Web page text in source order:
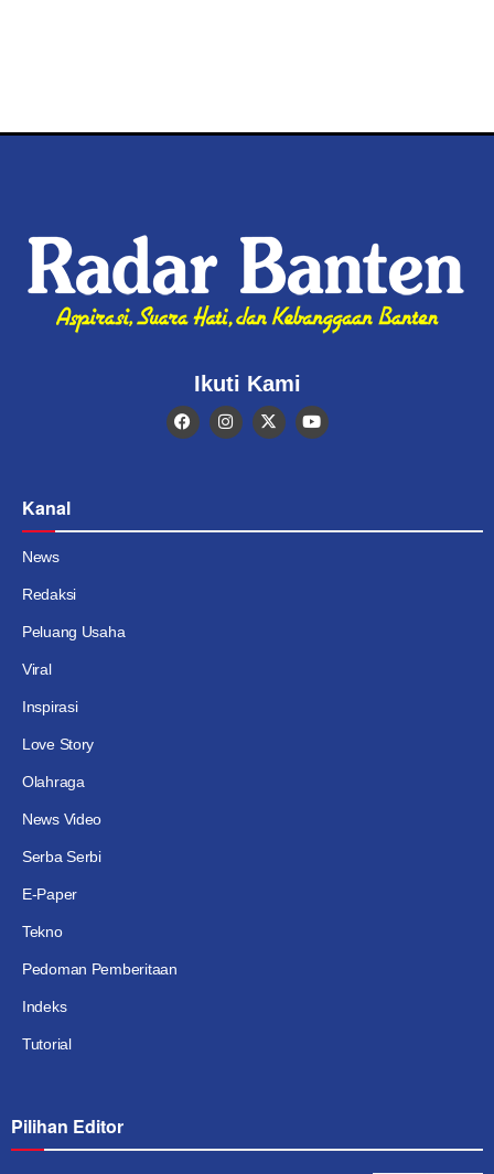
Ikuti Kami
Kanal
News
Redaksi
Peluang Usaha
Viral
Inspirasi
Love Story
Olahraga
News Video
Serba Serbi
E-Paper
Tekno
Pedoman Pemberitaan
Indeks
Tutorial
Pilihan Editor